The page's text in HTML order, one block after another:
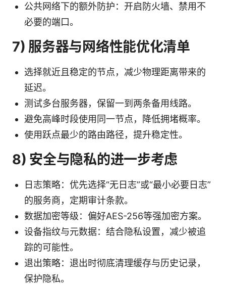
公共网络下的额外防护：开启防火墙、禁用不
必要的端口。
7) 服务器与网络性能优化清单
选择就近且稳定的节点，减少物理距离带来的
延迟。
测试多台服务器，保留一到两条备用线路。
避免高峰时段使用同一节点，降低拥堵概率。
使用跃点最少的路由路径，提升稳定性。
8) 安全与隐私的进一步考虑
日志策略：优先选择“无日志”或“最小必要日志”
的服务商，定期审计条款。
数据加密等级：偏好AES-256等强加密方案。
设备指纹与元数据：结合隐私设置，减少被追
踪的可能性。
退出策略：退出时彻底清理缓存与历史记录，
保护隐私。